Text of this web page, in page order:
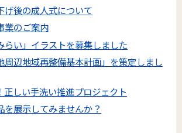
げ後の成人式について
業のご案内
らい」イラストを募集しました
周辺地域再整備基本計画」を策定しまし
正しい手洗い推進プロジェクト
を展示してみませんか？